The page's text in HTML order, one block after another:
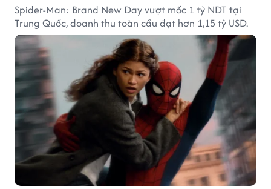
Spider-Man: Brand New Day vượt mốc 1 tỷ NDT tại
Trung Quốc, doanh thu toàn cầu đạt hơn 1,15 tỷ USD.